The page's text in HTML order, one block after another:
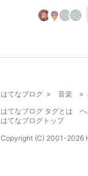
はてなブログ > 音楽 >
はてなブログ タグとは
はてなブログトップ
Copyright (C) 2001-2026